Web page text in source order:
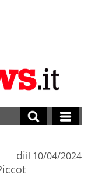
diil 10/04/2024